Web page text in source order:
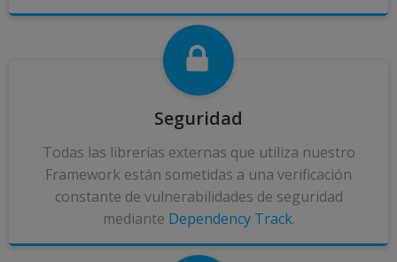
Seguridad
Todas las librerías externas que utiliza nuestro
Framework están sometidas a una verificación
constante de vulnerabilidades de seguridad
mediante Dependency Track.